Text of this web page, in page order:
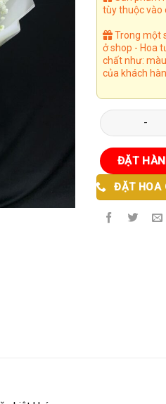
tùy thuộc vào
Trong một
ở shop - Hoa
chất như:
của khách
Bó Hoa 45 số
ĐẶT
ĐẶT HOA